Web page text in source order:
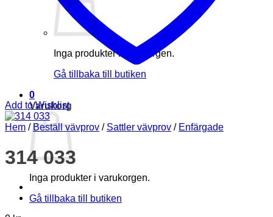
Inga produkter i varukorgen.
Gå tillbaka till butiken
0
Varukorg
Inga produkter i varukorgen.
Gå tillbaka till butiken
Add to Wishlist
Hem / Beställ vävprov / Sattler vävprov / Enfärgade
314 033